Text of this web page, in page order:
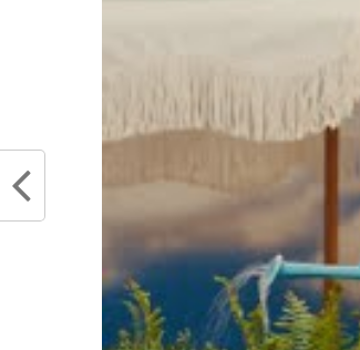
La difficulté pour
de trouver sa
matchs où
au collectif. Le
des autres à
rotation est déjà
Un seul
chauffe.
n’a pas
cela va se